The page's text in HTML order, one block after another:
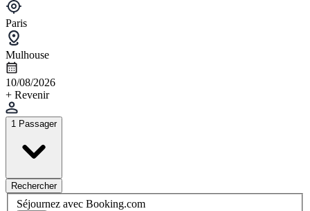
Paris
Mulhouse
10/08/2026
+ Revenir
1 Passager
Rechercher
Séjournez avec Booking.com